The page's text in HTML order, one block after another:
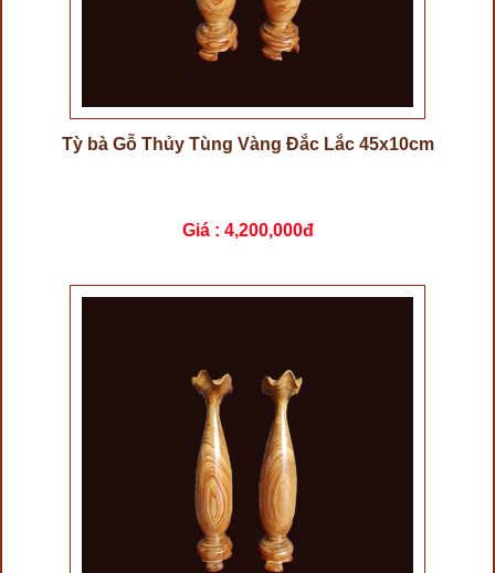
Tỳ bà Gỗ Thủy Tùng Vàng Đắc Lắc 45x10cm
Giá : 4,200,000đ